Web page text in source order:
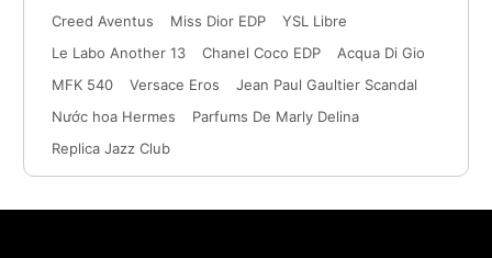
Creed Aventus
Miss Dior EDP
YSL Libre
Le Labo Another 13
Chanel Coco EDP
Acqua Di Gio
MFK 540
Versace Eros
Jean Paul Gaultier Scandal
Nước hoa Hermes
Parfums De Marly Delina
Replica Jazz Club